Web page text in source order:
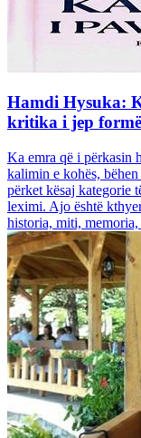
Hamdi Hysuka:
kritika i jep
Ka emra që i përkasin
kalimin e kohës,
përket kësaj kategorie
leximi. Ajo është
historia, miti,